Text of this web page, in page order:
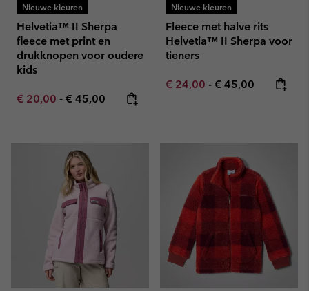
Nieuwe kleuren
Helvetia™ II Sherpa
fleece met print en
drukknopen voor oudere
kids
Minimum sale price:
€ 20,00 - Maximum price:
€ 45,00
Nieuwe kleuren
Fleece met halve rits
Helvetia™ II Sherpa voor
tieners
Minimum sale price:
€ 24,00 - Maximum price:
€ 45,00